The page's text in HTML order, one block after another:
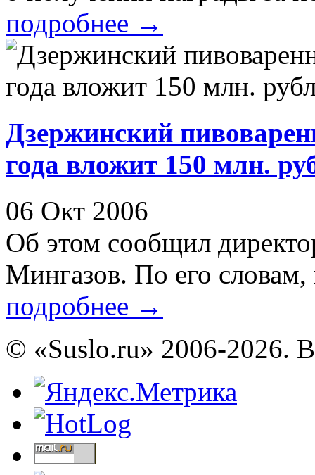
подробнее →
Дзержинский
года вложит 150 млн.
06 Окт 2006
Об этом сообщил
Мингазов. По его словам,
подробнее →
© «Suslo.ru» 2006-2026.